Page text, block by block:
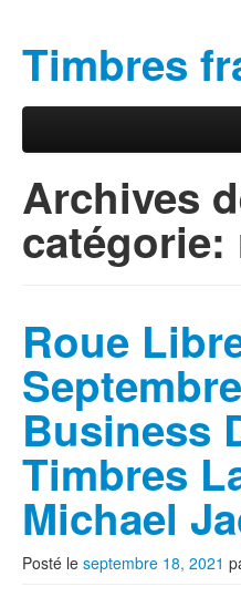
Timbres
Menu principal
Archives
catégorie:
Roue
Business
Timbres
Michael
Posté le septembre 18, 2021